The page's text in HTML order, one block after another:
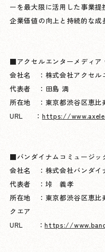
ーを最大限に活用した事業
企業価値の向上と持続的な成
■アクセルエンターメディア
会社名 ：株式会社アクセル
代表者 ：田島 満
所在地 ：東京都渋谷区恵
URL ： https://
■バンダイナムコミュージッ
会社名 ：株式会社バンダイ
代表者 ：垰 義孝
所在地 ：東京都渋谷区恵比
クエア
URL ：https://